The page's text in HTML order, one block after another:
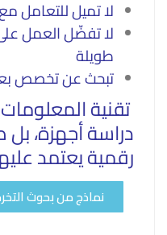
لا تميل للتعامل
لا تفضّل العمل
طويلة
تبحث عن تخصص
تقنية
دراسة أجهزة،بل
رقمية يعتمد
نماذج من بحوث